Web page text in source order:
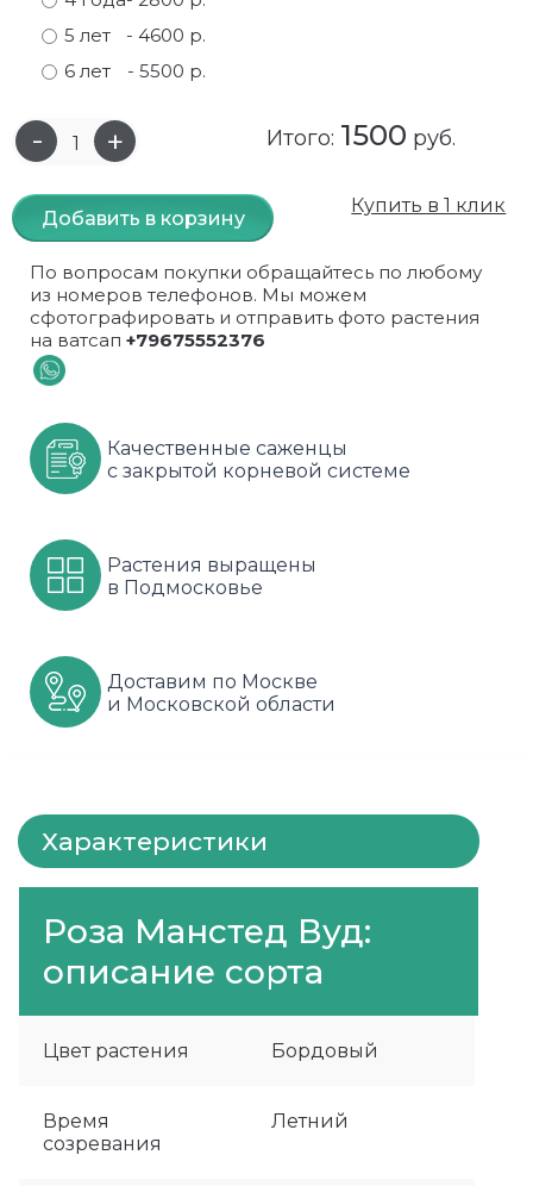
Самшит
Спирея
Форзиция
Шиповник декоративный, белый
Малиновое дерево
Облепиха высокорослая
Облепиха высокорослая, раскидистая
Персики
Черемуховое дерева
Шарафуга
Яблони
Кизил
Малина
На штамбе
Оптом
Рябина красная
Смородина
Черника
Шиповник
Мускусные
Парковые
Пионовидные
Почвопокровные
Розовые розы
Сиреневые
Флорибунда
Чайно гибридные
Штамбовые
5 лет
- 4600 р.
6 лет
- 5500 р.
Итого: 1500 руб.
Добавить в корзину
Купить в 1 клик
По вопросам покупки обращайтесь по любому
из номеров телефонов. Мы можем
сфотографировать и отправить фото растения
на ватсап +79675552376
Качественные саженцы
с закрытой корневой системе
Растения выращены
в Подмосковье
Доставим по Москве
и Московской области
Характеристики
Роза Манстед Вуд:
описание сорта
Цвет растения Бордовый
Время
созревания
Летний